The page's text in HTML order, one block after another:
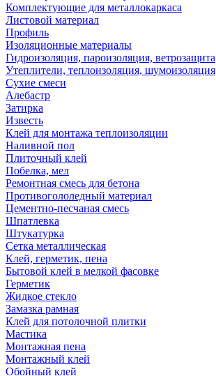
Комплектующие для металлокаркаса
Листовой материал
Профиль
Изоляционные материалы
Гидроизоляция, пароизоляция, ветрозащита
Утеплители, теплоизоляция, шумоизоляция
Сухие смеси
Алебастр
Затирка
Известь
Клей для монтажа теплоизоляции
Наливной пол
Плиточный клей
Побелка, мел
Ремонтная смесь для бетона
Противогололедный материал
Цементно-песчаная смесь
Шпатлевка
Штукатурка
Сетка металлическая
Клей, герметик, пена
Бытовой клей в мелкой фасовке
Герметик
Жидкое стекло
Замазка рамная
Клей для потолочной плитки
Мастика
Монтажная пена
Монтажный клей
Обойный клей